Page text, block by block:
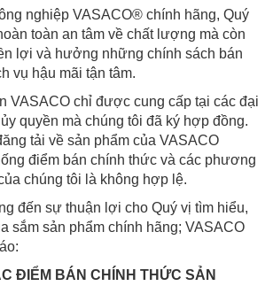
nghiệp VASACO® chính hãng, Quý
toàn an tâm về chất lượng mà còn
lợi và hưởng những chính sách bán
vụ hậu mãi tận tâm.
VASACO chỉ được cung cấp tại các đại
quyền mà chúng tôi đã ký hợp đồng.
tải về sản phẩm của VASACO
điểm bán chính thức và các phương
chúng tôi là không hợp lệ.
đến sự thuận lợi cho Quý vị tìm hiểu,
sắm sản phẩm chính hãng; VASACO
ĐIỂM BÁN CHÍNH THỨC SẢN